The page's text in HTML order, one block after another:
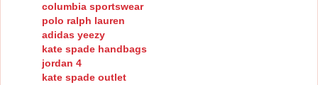
columbia sportswear
polo ralph lauren
adidas yeezy
kate spade handbags
jordan 4
kate spade outlet